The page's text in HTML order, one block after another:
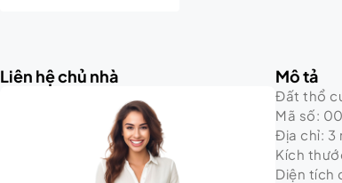
Liên hệ chủ nhà Mô tả
Đất thổ
Mã số:
Địa chỉ: 3
Kích
Diện tích